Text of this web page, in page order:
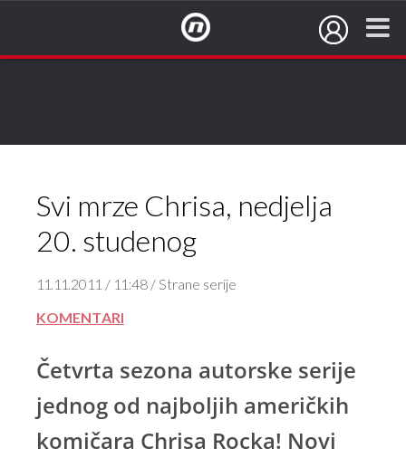
Svi mrze Chrisa, nedjelja
20. studenog
11.11.2011 / 11:48 / Strane serije
KOMENTARI
Četvrta sezona autorske serije
jednog od najboljih američkih
komičara Chrisa Rocka! Novi